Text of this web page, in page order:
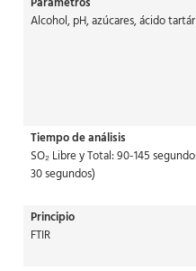
Alcohol, pH, azúcares, ácido
Tiempo de análisis
SO₂ Libre y Total: 90-145
30 segundos)
Principio
FTIR